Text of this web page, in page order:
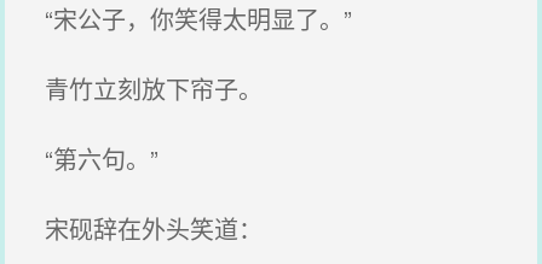
“宋公子，你笑得太明显了。”
青竹立刻放下帘子。
“第六句。”
宋砚辞在外头笑道：